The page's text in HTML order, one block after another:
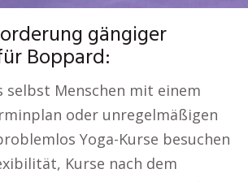
gängiger
Boppard:
selbst Menschen mit einem
oder unregelmäßigen
Yoga-Kurse besuchen
Kurse nach dem